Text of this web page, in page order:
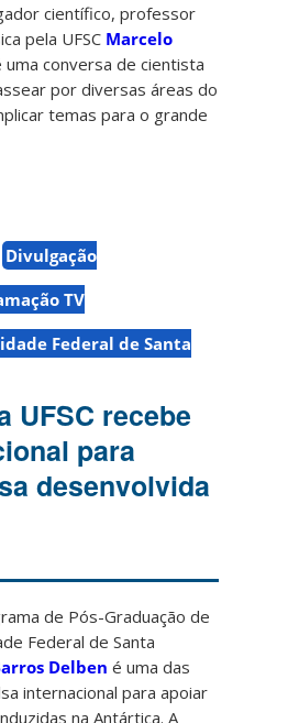
científico, professor
pela UFSC Marcelo
uma conversa de cientista
por diversas áreas do
temas para o grande
Divulgação
TV
Federal de Santa
UFSC recebe
para
desenvolvida
de Pós-Graduação de
Federal de Santa
Delben é uma das
internacional para apoiar
na Antártica. A